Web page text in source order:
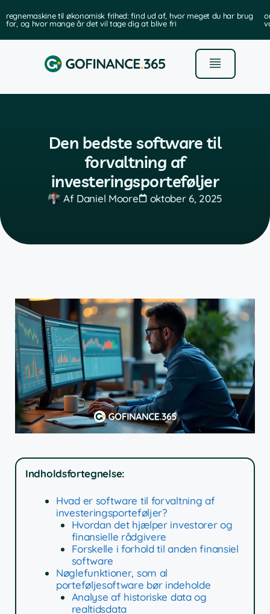
regnemaskine til økonomisk frihed: find ud af, hvor meget du har brug
for, og hvor mange år det vil tage dig at blive fri
Den bedste software til
forvaltning af
investeringsporteføljer
AfDaniel Moore oktober 6, 2025
Indholdsfortegnelse:
Hvad er software til forvaltning af
investeringsporteføljer?
Hvordan det hjælper investorer og
finansielle rådgivere
Forskelle i forhold til anden finansiel
software
Nøglefunktioner, som al
porteføljesoftware bør indeholde
Analyse af historiske data og
realtidsdata